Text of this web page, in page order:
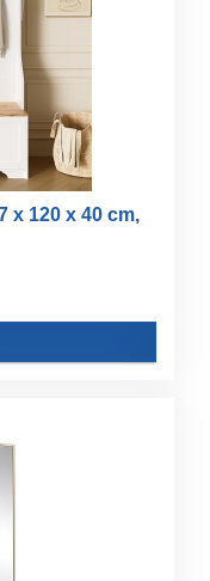
x 120 x 40 cm,